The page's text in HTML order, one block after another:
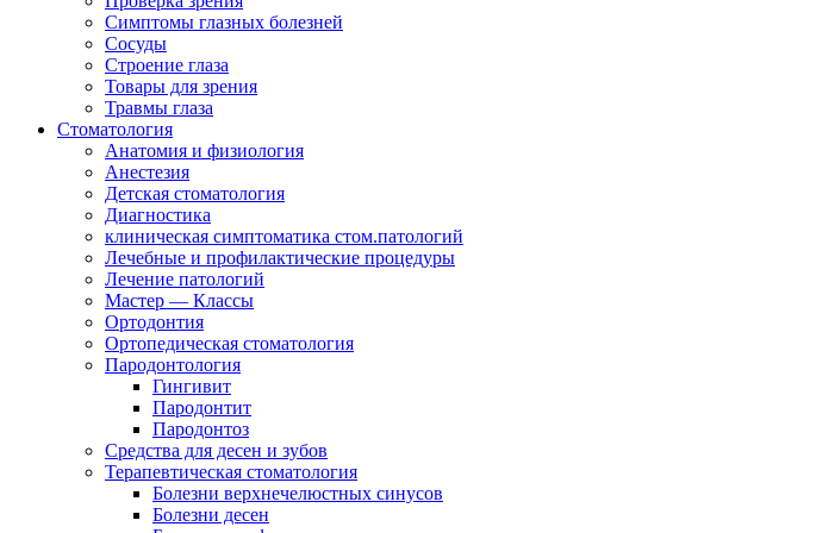
Симптомы глазных болезней
Сосуды
Строение глаза
Товары для зрения
Травмы глаза
Стоматология
Анатомия и физиология
Анестезия
Детская стоматология
Диагностика
клиническая симптоматика стом.патологий
Лечебные и профилактические процедуры
Лечение патологий
Мастер — Классы
Ортодонтия
Ортопедическая стоматология
Пародонтология
Гингивит
Пародонтит
Пародонтоз
Средства для десен и зубов
Терапевтическая стоматология
Болезни верхнечелюстных синусов
Болезни десен